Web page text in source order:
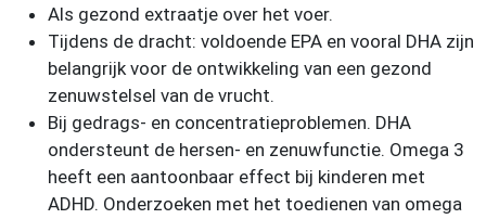
Als gezond extraatje over het voer.
Tijdens de dracht: voldoende EPA en vooral DHA zijn
belangrijk voor de ontwikkeling van een gezond
zenuwstelsel van de vrucht.
Bij gedrags- en concentratieproblemen. DHA
ondersteunt de hersen- en zenuwfunctie. Omega 3
heeft een aantoonbaar effect bij kinderen met
ADHD. Onderzoeken met het toedienen van omega